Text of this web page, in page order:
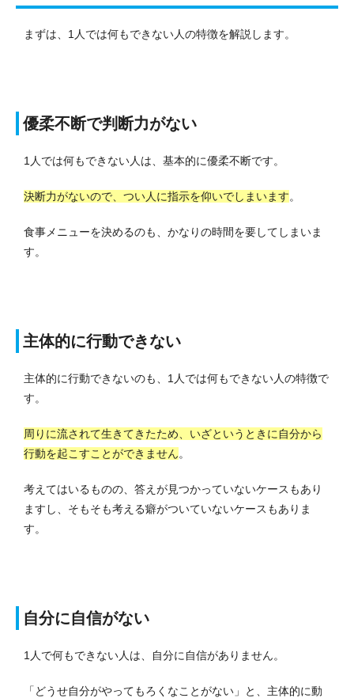
まずは、1人では何もできない人の特徴を解説します。
優柔不断で判断力がない
1人では何もできない人は、基本的に優柔不断です。
決断力がないので、つい人に指示を仰いでしまいます。
食事メニューを決めるのも、かなりの時間を要してしまいま
す。
主体的に行動できない
主体的に行動できないのも、1人では何もできない人の特徴で
す。
周りに流されて生きてきたため、いざというときに自分から
行動を起こすことができません。
考えてはいるものの、答えが見つかっていないケースもあり
ますし、そもそも考える癖がついていないケースもありま
す。
自分に自信がない
1人で何もできない人は、自分に自信がありません。
「どうせ自分がやってもろくなことがない」と、主体的に動